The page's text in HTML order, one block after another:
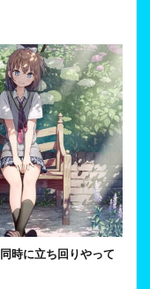
時に立ち回りやって